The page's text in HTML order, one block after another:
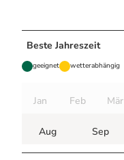
Beste Jahreszeit
geeignet wetterabhängig
Jan Feb Mär
Aug Sep